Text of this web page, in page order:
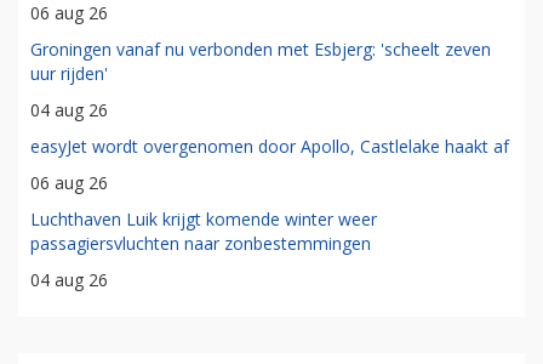
06 aug 26
Groningen vanaf nu verbonden met Esbjerg: 'scheelt zeven
uur rijden'
04 aug 26
easyJet wordt overgenomen door Apollo, Castlelake haakt af
06 aug 26
Luchthaven Luik krijgt komende winter weer
passagiersvluchten naar zonbestemmingen
04 aug 26